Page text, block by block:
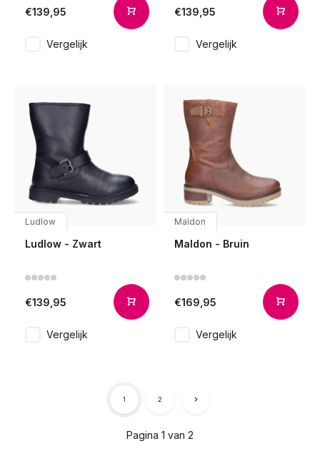
€139,95
Vergelijk
€139,95
Vergelijk
Ludlow
Ludlow - Zwart
€139,95
Vergelijk
Maldon
Maldon - Bruin
€169,95
Vergelijk
Pagina 1 van 2
1 2